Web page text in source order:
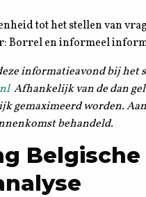
tot het stellen van
Borrel en informeel
informatieavond bij het
Afhankelijk van de dan
gemaximeerd worden.
behandeld.